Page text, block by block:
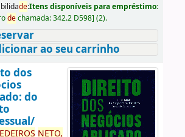
de:Itens disponíveis para empréstimo:
dechamada:342.2 D598] (2).
ao seu carrinho
dos
do
DEIROS NETO,